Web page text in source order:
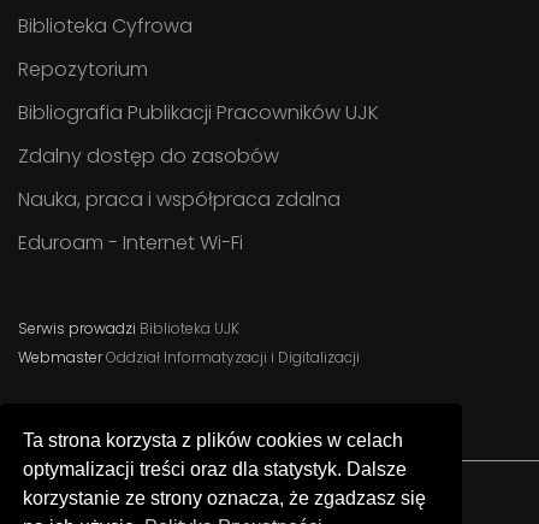
Biblioteka Cyfrowa
Repozytorium
Bibliografia Publikacji Pracowników UJK
Zdalny dostęp do zasobów
Nauka, praca i współpraca zdalna
Eduroam - Internet Wi-Fi
Serwis prowadzi Biblioteka UJK
WebmasterOddział Informatyzacji i Digitalizacji
Ta strona korzysta z plików cookies w celach
optymalizacji treści oraz dla statystyk. Dalsze
korzystanie ze strony oznacza, że zgadzasz się